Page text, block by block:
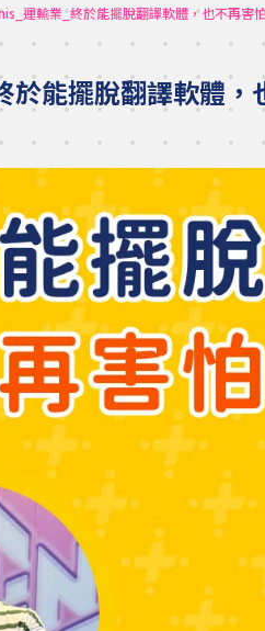
運輸業_終於能擺脫翻譯軟體，也不再害
能擺脫翻譯軟體，